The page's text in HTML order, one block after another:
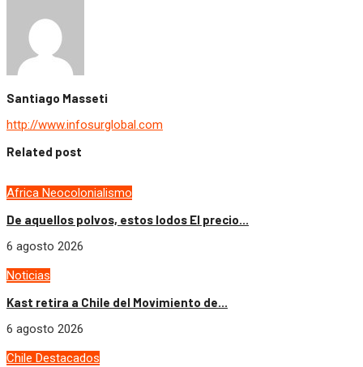
Santiago Masseti
http://www.infosurglobal.com
Related post
Africa Neocolonialismo
De aquellos polvos, estos lodos El precio...
6 agosto 2026
Noticias
Kast retira a Chile del Movimiento de...
6 agosto 2026
Chile Destacados